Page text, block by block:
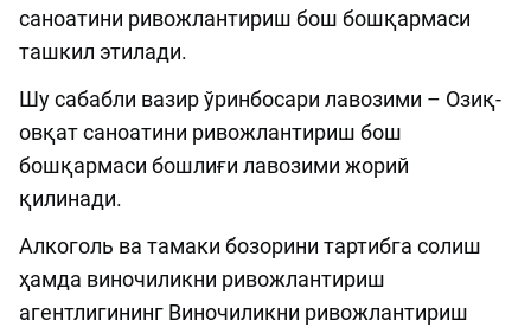
саноатини ривожлантириш бош бошқармаси
ташкил этилади.
Шу сабабли вазир ўринбосари лавозими – Озиқ-
овқат саноатини ривожлантириш бош
бошқармаси бошлиғи лавозими жорий
қилинади.
Алкоголь ва тамаки бозорини тартибга солиш
ҳамда виночиликни ривожлантириш
агентлигининг Виночиликни ривожлантириш